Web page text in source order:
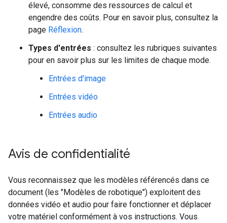
élevé, consomme des ressources de calcul et
engendre des coûts. Pour en savoir plus, consultez la
page Réflexion.
Types d'entrées : consultez les rubriques suivantes
pour en savoir plus sur les limites de chaque mode.
Entrées d'image
Entrées vidéo
Entrées audio
Avis de confidentialité
Vous reconnaissez que les modèles référencés dans ce
document (les "Modèles de robotique") exploitent des
données vidéo et audio pour faire fonctionner et déplacer
votre matériel conformément à vos instructions. Vous